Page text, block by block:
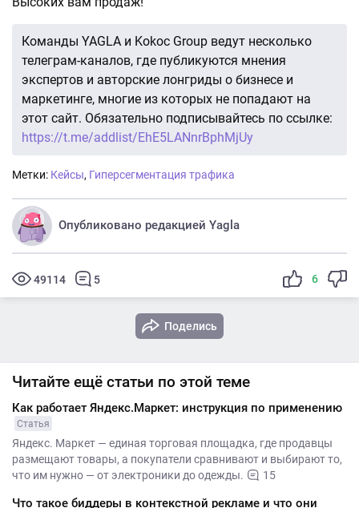
Команды YAGLA и Kokoc Group ведут несколько
телеграм-каналов, где публикуются мнения
экспертов и авторские лонгриды о бизнесе и
маркетинге, многие из которых не попадают на
этот сайт. Обязательно подписывайтесь по ссылке:
https://t.me/addlist/EhE5LANnrBphMjUy
Метки: Кейсы, Гиперсегментация трафика
Опубликовано редакцией Yagla
49114 5 6
Поделись
Читайте ещё статьи по этой теме
Как работает Яндекс.Маркет: инструкция по применению
Статья
Яндекс. Маркет — единая торговая площадка, где продавцы
размещают товары, а покупатели сравнивают и выбирают то,
что им нужно — от электроники до одежды.
15
Что такое биддеры в контекстной рекламе и что они